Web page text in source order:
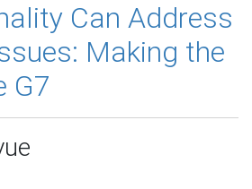
Can Address
Making the
G7